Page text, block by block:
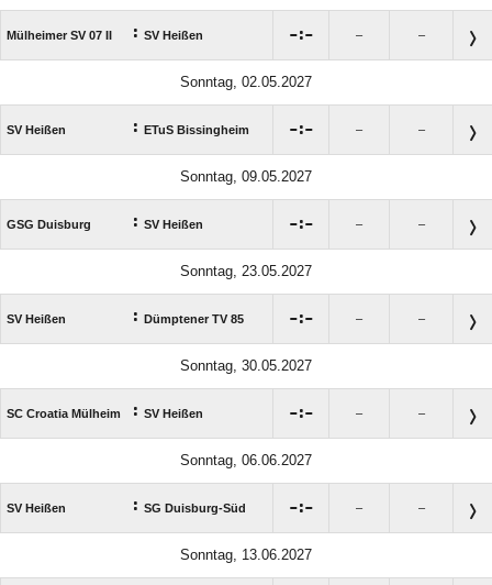
Mülheimer SV 07 II : SV Heißen : – –
Sonntag, 02.05.2027
SV Heißen : ETuS Bissingheim : – –
Sonntag, 09.05.2027
GSG Duisburg : SV Heißen : – –
Sonntag, 23.05.2027
SV Heißen : Dümptener TV 85 : – –
Sonntag, 30.05.2027
SC Croatia Mülheim : SV Heißen : – –
Sonntag, 06.06.2027
SV Heißen : SG Duisburg-Süd : – –
Sonntag, 13.06.2027